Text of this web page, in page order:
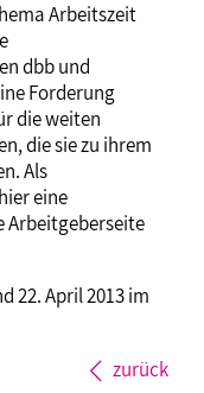
Arbeitszeit
dbb und
Forderung
die weiten
die sie zu ihrem
Als
eine
Arbeitgeberseite
22. April 2013 im
zurück